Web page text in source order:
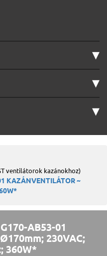
▾
▾
▾
ventilátorok kazánokhoz)
KAZÁNVENTILÁTOR ~
AB53-01
230VAC;
360W*